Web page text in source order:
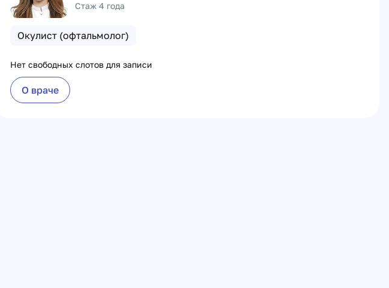
Стаж 4 года
Окулист (офтальмолог)
Нет свободных слотов для записи
О враче